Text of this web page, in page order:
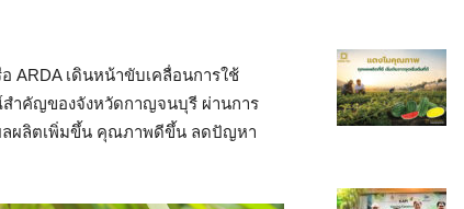
ARDA เดินหน้าขับเคลื่อนการใช้
ำคัญของจังหวัดกาญจนบุรี ผ่านการ
ลผลิตเพิ่มขึ้น คุณภาพดีขึ้น ลดปัญหา